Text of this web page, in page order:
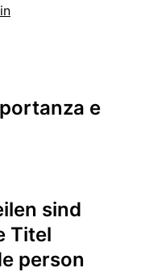
e
sind
Titel
person